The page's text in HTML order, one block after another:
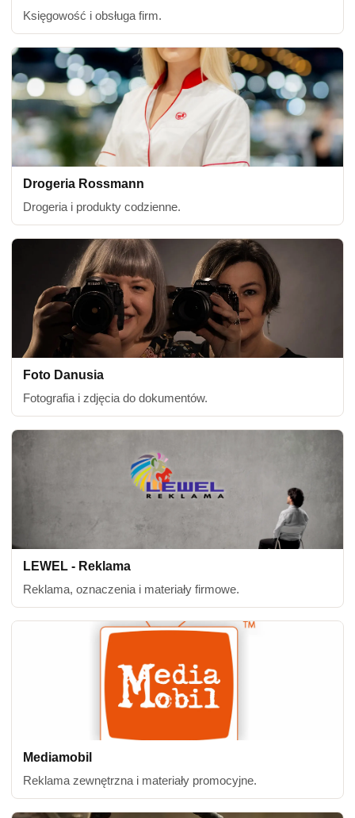
Księgowość i obsługa firm.
Drogeria Rossmann
Drogeria i produkty codzienne.
Foto Danusia
Fotografia i zdjęcia do dokumentów.
LEWEL - Reklama
Reklama, oznaczenia i materiały firmowe.
Mediamobil
Reklama zewnętrzna i materiały promocyjne.